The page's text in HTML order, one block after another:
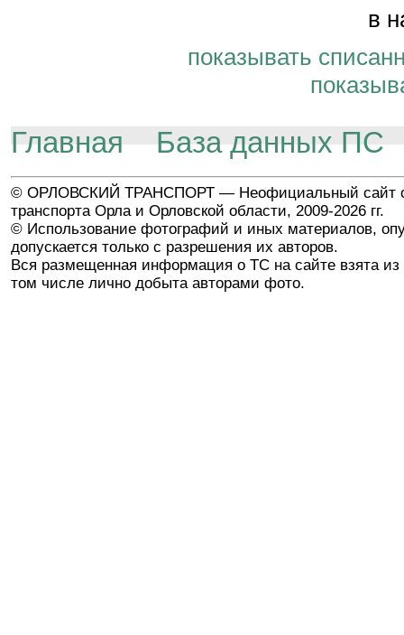
в
показывать
Главная База данных ПС
© ОРЛОВСКИЙ ТРАНСПОРТ — Неофициальный сайт
транспорта Орла и Орловской области, 2009-2026 гг.
© Использование фотографий и иных материалов,
допускается только с разрешения их авторов.
Вся размещенная информация о ТС на сайте взята из
том числе лично добыта авторами фото.